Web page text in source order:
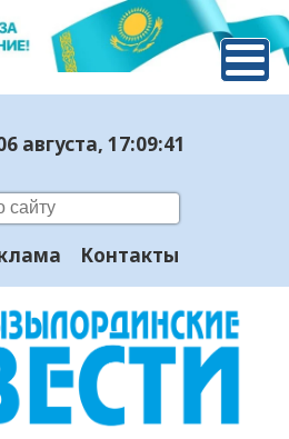
августа, 17:09:42
Контакты